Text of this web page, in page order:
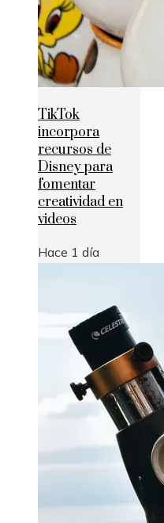
TikTok
incorpora
recursos de
Disney para
fomentar
creatividad en
videos
Hace 1 día